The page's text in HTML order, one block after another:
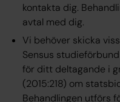
kontakta dig.
avtal med dig.
Vi behöver skicka
Sensus
för ditt deltagande i
(2015:218) om
Behandlingen utförs